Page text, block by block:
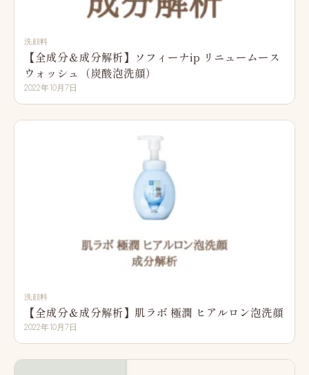
洗顔料
【全成分＆成分解析】ソフィーナip リニュームース
ウォッシュ（炭酸泡洗顔）
2022年10月7日
洗顔料
【全成分＆成分解析】肌ラボ 極潤 ヒアルロン泡洗顔
2022年10月7日